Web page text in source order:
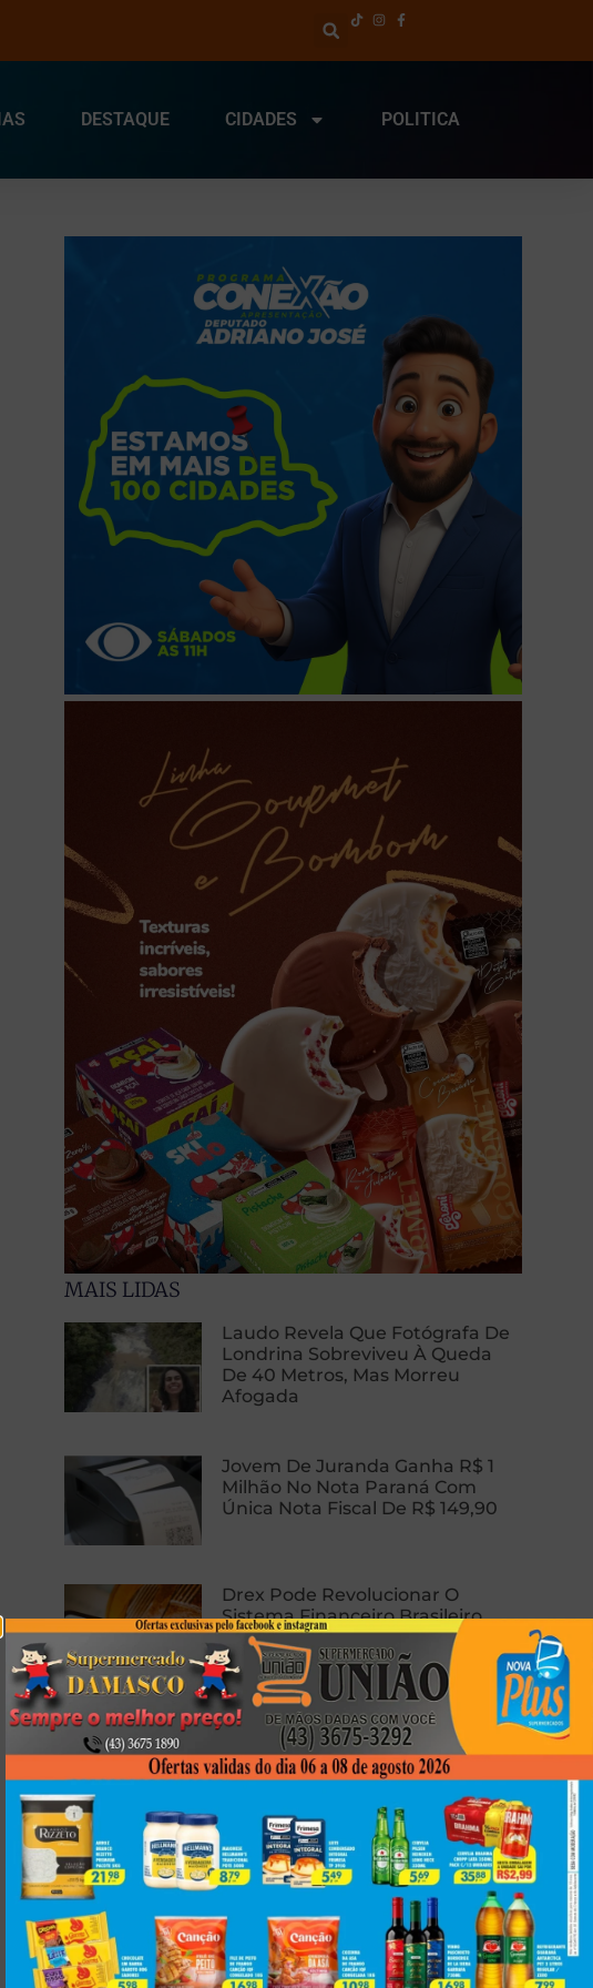
DESTAQUE CIDADES POLITICA
MAIS LIDAS
Laudo Revela Que Fotógrafa De
Londrina Sobreviveu À Queda
De 40 Metros, Mas Morreu
Afogada
Jovem De Juranda Ganha R$ 1
Milhão No Nota Paraná Com
Única Nota Fiscal De R$ 149,90
Drex Pode Revolucionar O
Sistema Financeiro Brasileiro
Com Contratos Inteligentes,
Tokenização E Dinheiro
Programável
Homem Sofre Ataque Cardíaco
Durante Relação Sexual, Morre E
Caso Gera Batalha Judicial Por
Doação De Órgãos